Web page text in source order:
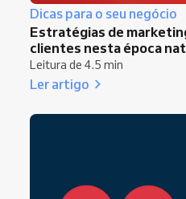
Dicas para o seu negócio
Estratégias de
clientes nesta época
Leitura de 4.5 min
Ler artigo